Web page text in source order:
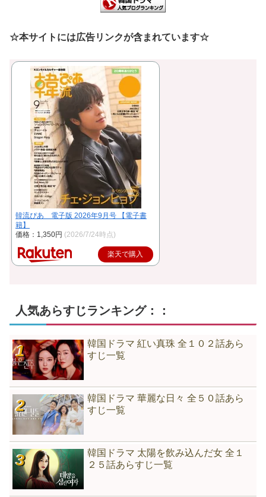
☆本サイトには広告リンクが含まれています☆
韓流ぴあ 電子版 2026年9月号 【電子書
籍】
価格：1,350円 (2026/7/24時点)
楽天で購入
人気あらすじランキング：：
韓国ドラマ 紅い真珠 全１０２話あら
すじ一覧
韓国ドラマ 華麗な日々 全５０話あら
すじ一覧
韓国ドラマ 太陽を飲み込んだ女 全１
２５話あらすじ一覧